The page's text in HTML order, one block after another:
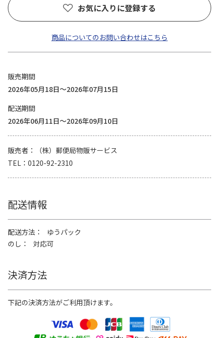
お気に入りに登録する
商品についてのお問い合わせはこちら
販売期間
2026年05月18日～2026年07月15日
配送期間
2026年06月11日～2026年09月10日
販売者
（株）郵便局物販サービス
TEL
0120-92-2310
配送情報
配送方法
ゆうパック
のし
対応可
決済方法
下記の決済方法がご利用頂けます。